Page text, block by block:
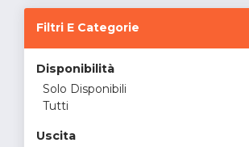
Filtri E Categorie
Disponibilità
Solo Disponibili
Tutti
Uscita